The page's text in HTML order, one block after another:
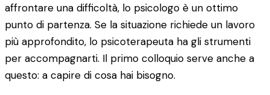
affrontare una difficoltà, lo psicologo è un ottimo
punto di partenza. Se la situazione richiede un lavoro
più approfondito, lo psicoterapeuta ha gli strumenti
per accompagnarti. Il primo colloquio serve anche a
questo: a capire di cosa hai bisogno.